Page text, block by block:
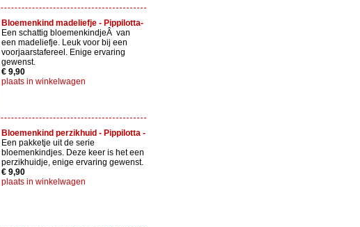
Bloemenkind madeliefje - Pippilotta-
Een schattig bloemenkindjeÂ van
een madeliefje. Leuk voor bij een
voorjaarstafereel. Enige ervaring
gewenst.
€ 9,90
plaats in winkelwagen
Bloemenkind perzikhuid - Pippilotta -
Een pakketje uit de serie
bloemenkindjes. Deze keer is het een
perzikhuidje, enige ervaring gewenst.
€ 9,90
plaats in winkelwagen